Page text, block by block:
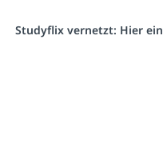
Studyflix vernetzt: Hier